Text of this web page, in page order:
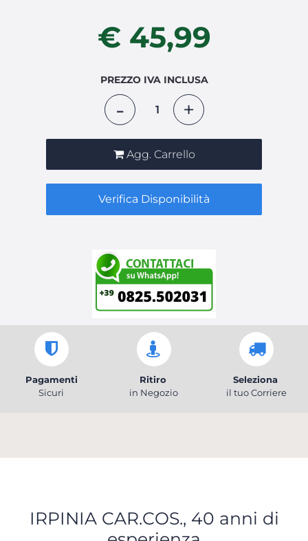
€ 45,99
PREZZO IVA INCLUSA
Agg. Carrello
Verifica Disponibilità
Pagamenti
Sicuri
Ritiro
in Negozio
Seleziona
il tuo Corriere
IRPINIA CAR.COS., 40 anni di